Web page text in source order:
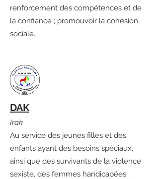
renforcement des compétences et de
la confiance ; promouvoir la cohésion
sociale.
DAK
Irak
Au service des jeunes filles et des
enfants ayant des besoins spéciaux,
ainsi que des survivants de la violence
sexiste, des femmes handicapées ;